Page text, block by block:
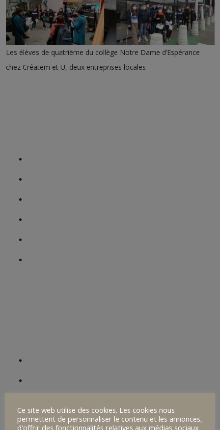
Les élèves de quatrième du collège Notre Dame d’Espérance
chez Créatem et U, deux entreprises locales
Bilingue Breton
Ce site web utilise des cookies. Les cookies nous
permettent de personnaliser le contenu et les annonces,
d'offrir des fonctionnalités relatives aux médias sociaux